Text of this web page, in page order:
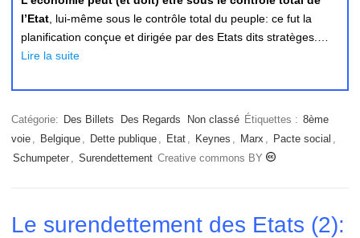
l’Etat , lui-même sous le contrôle total du peuple: ce fut la
planification conçue et dirigée par des Etats dits stratèges.…
Lire la suite
Catégorie: Des Billets Des Regards Non classé Étiquettes : 8ème
voie , Belgique , Dette publique , Etat , Keynes , Marx , Pacte social ,
Schumpeter , Surendettement Creative commons BY
Le surendettement des Etats (2):